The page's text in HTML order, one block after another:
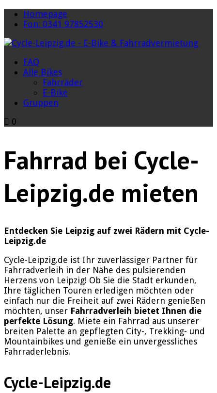
Homepage
Fon: 0341 97852530
FAQ
Alle Bikes
Fahrräder
E-Bike
Gruppen
0
Fahrrad bei Cycle-
Leipzig.de mieten
Entdecken Sie Leipzig auf zwei Rädern mit Cycle-
Leipzig.de
Cycle-Leipzig.de ist Ihr zuverlässiger Partner für
Fahrradverleih in der Nähe des pulsierenden
Herzens von Leipzig! Ob Sie die Stadt erkunden,
Ihre täglichen Touren erledigen möchten oder
einfach nur die Freiheit auf zwei Rädern genießen
möchten, unser Fahrradverleih bietet Ihnen die
perfekte Lösung. Miete ein Fahrrad aus unserer
breiten Palette an gepflegten City-, Trekking- und
Mountainbikes und genieße ein unvergessliches
Fahrraderlebnis.
Cycle-Leipzig.de